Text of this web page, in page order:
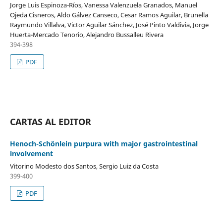
Jorge Luis Espinoza-Ríos, Vanessa Valenzuela Granados, Manuel
Ojeda Cisneros, Aldo Gálvez Canseco, Cesar Ramos Aguilar, Brunella
Raymundo Villalva, Victor Aguilar Sánchez, José Pinto Valdivia, Jorge
Huerta-Mercado Tenorio, Alejandro Bussalleu Rivera
394-398
PDF
CARTAS AL EDITOR
Henoch-Schönlein purpura with major gastrointestinal
involvement
Vitorino Modesto dos Santos, Sergio Luiz da Costa
399-400
PDF